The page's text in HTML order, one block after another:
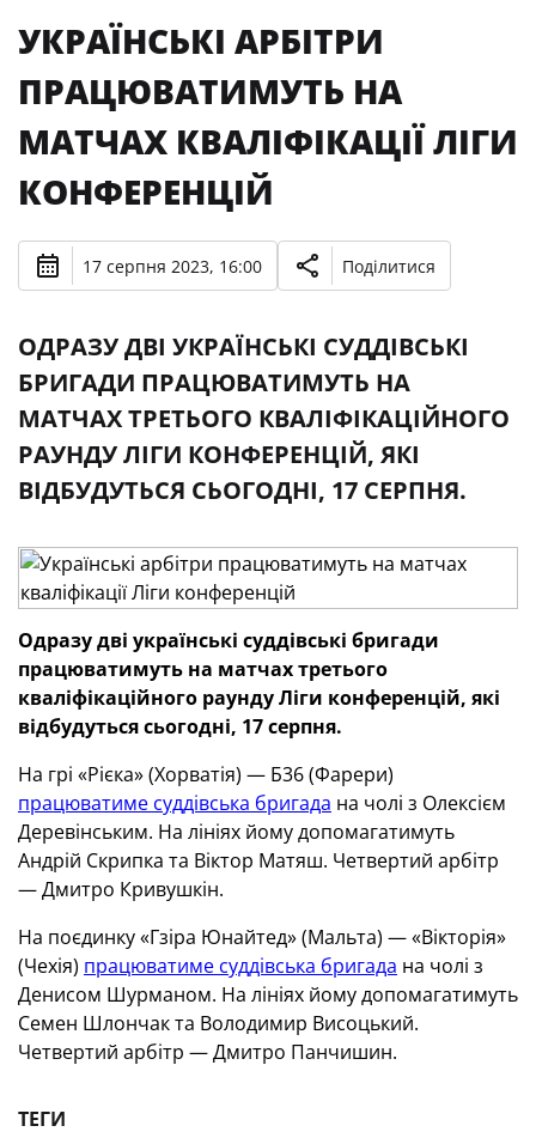
УКРАЇНСЬКІ АРБІТРИ
ПРАЦЮВАТИМУТЬ НА
МАТЧАХ КВАЛІФІКАЦІЇ ЛІГИ
КОНФЕРЕНЦІЙ
17 серпня 2023, 16:00 Поділитися
ОДРАЗУ ДВІ УКРАЇНСЬКІ СУДДІВСЬКІ
БРИГАДИ ПРАЦЮВАТИМУТЬ НА
МАТЧАХ ТРЕТЬОГО КВАЛІФІКАЦІЙНОГО
РАУНДУ ЛІГИ КОНФЕРЕНЦІЙ, ЯКІ
ВІДБУДУТЬСЯ СЬОГОДНІ, 17 СЕРПНЯ.
Одразу дві українські суддівські бригади
працюватимуть на матчах третього
кваліфікаційного раунду Ліги конференцій, які
відбудуться сьогодні, 17 серпня.
На грі «Рієка» (Хорватія) — Б36 (Фарери)
працюватиме суддівська бригада на чолі з Олексієм
Деревінським. На лініях йому допомагатимуть
Андрій Скрипка та Віктор Матяш. Четвертий арбітр
— Дмитро Кривушкін.
На поєдинку «Гзіра Юнайтед» (Мальта) — «Вікторія»
(Чехія) працюватиме суддівська бригада на чолі з
Денисом Шурманом. На лініях йому допомагатимуть
Семен Шлончак та Володимир Висоцький.
Четвертий арбітр — Дмитро Панчишин.
ТЕГИ